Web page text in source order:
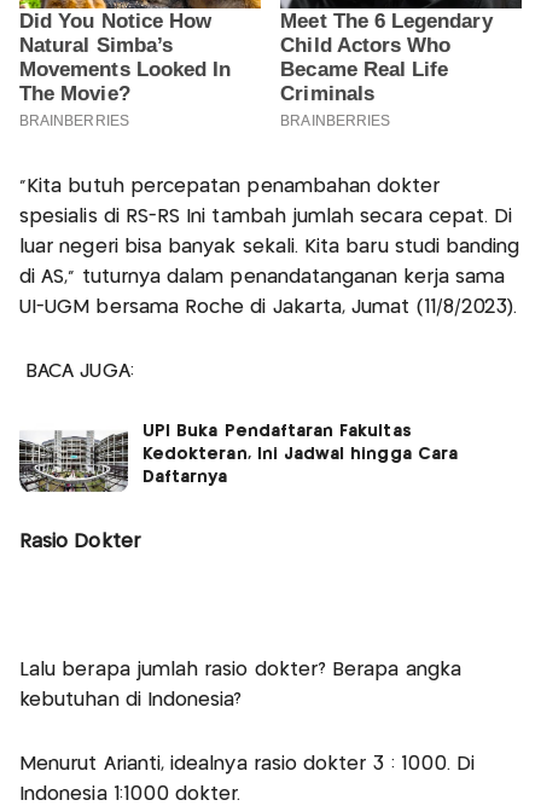
"Kita butuh percepatan penambahan dokter
spesialis di RS-RS Ini tambah jumlah secara cepat. Di
luar negeri bisa banyak sekali. Kita baru studi banding
di AS," tuturnya dalam penandatanganan kerja sama
UI-UGM bersama Roche di Jakarta, Jumat (11/8/2023).
BACA JUGA:
UPI Buka Pendaftaran Fakultas
Kedokteran, Ini Jadwal hingga Cara
Daftarnya
Rasio Dokter
Lalu berapa jumlah rasio dokter? Berapa angka
kebutuhan di Indonesia?
Menurut Arianti, idealnya rasio dokter 3 : 1000. Di
Indonesia 1:1000 dokter.